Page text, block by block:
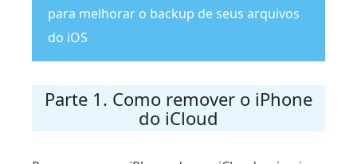
para melhorar o backup de seus arquivos
do iOS
Parte 1. Como remover o iPhone
do iCloud